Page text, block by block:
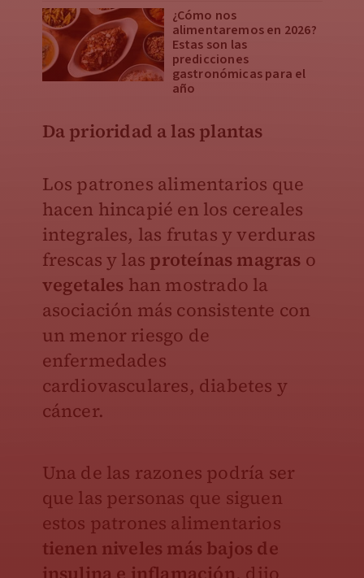
¿Cómo nos
alimentaremos en 2026?
Estas son las
predicciones
gastronómicas para el
año
Da prioridad a las plantas
Los patrones alimentarios que
hacen hincapié en los cereales
integrales, las frutas y verduras
frescas y las proteínas magras o
vegetales han mostrado la
asociación más consistente con
un menor riesgo de
enfermedades
cardiovasculares, diabetes y
cáncer.
Una de las razones podría ser
que las personas que siguen
estos patrones alimentarios
tienen niveles más bajos de